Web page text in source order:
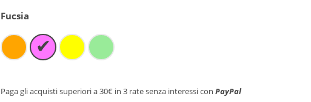
Fucsia
✔
Paga gli acquisti superiori a 30€ in 3 rate senza interessi con PayPal